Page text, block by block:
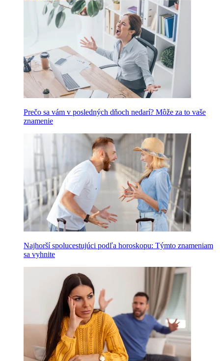
Prečo sa vám v posledných dňoch nedarí? Môže za to vaše
znamenie
Najhorší spolucestujúci podľa horoskopu: Týmto znameniam
sa vyhnite